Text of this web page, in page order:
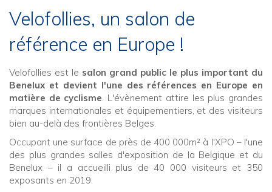
Velofollies, un salon de
référence en Europe !
Velofollies est le salon grand public le plus important du
Benelux et devient l'une des références en Europe en
matière de cyclisme . L'évènement attire les plus grandes
marques internationales et équipementiers, et des visiteurs
bien au-delà des frontières Belges.
Occupant une surface de près de 400 000m² à l'XPO – l'une
des plus grandes salles d'exposition de la Belgique et du
Benelux – il a accueilli plus de 40 000 visiteurs et 350
exposants en 2019.